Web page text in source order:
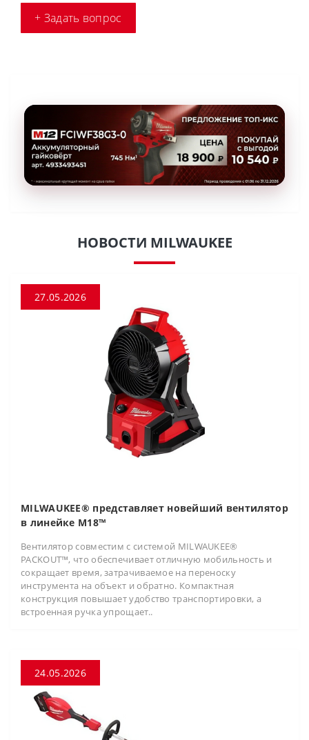
+ Задать вопрос
НОВОСТИ MILWAUKEE
27.05.2026
MILWAUKEE® представляет новейший вентилятор
в линейке M18™
Вентилятор совместим с системой MILWAUKEE®
PACKOUT™, что обеспечивает отличную мобильность и
сокращает время, затрачиваемое на переноску
инструмента на объект и обратно. Компактная
конструкция повышает удобство транспортировки, а
встроенная ручка упрощает..
24.05.2026